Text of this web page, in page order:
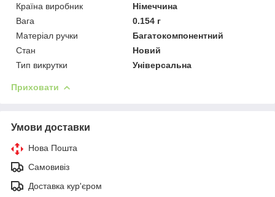
Країна виробник
Німеччина
Вага
0.154 г
Матеріал ручки
Багатокомпонентний
Стан
Новий
Тип викрутки
Універсальна
Приховати
Умови доставки
Нова Пошта
Самовивіз
Доставка кур'єром